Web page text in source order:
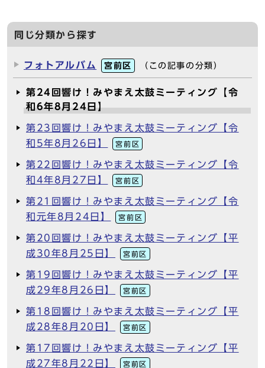
同じ分類から探す
フォトアルバム 宮前区 （この記事の分類）
第24回響け！みやまえ太鼓ミーティング【令
和6年8月24日】
第23回響け！みやまえ太鼓ミーティング【令
和5年8月26日】
宮前区
第22回響け！みやまえ太鼓ミーティング【令
和4年8月27日】
宮前区
第21回響け！みやまえ太鼓ミーティング【令
和元年8月24日】
宮前区
第20回響け！みやまえ太鼓ミーティング【平
成30年8月25日】
宮前区
第19回響け！みやまえ太鼓ミーティング【平
成29年8月26日】
宮前区
第18回響け！みやまえ太鼓ミーティング【平
成28年8月20日】
宮前区
第17回響け！みやまえ太鼓ミーティング【平
成27年8月22日】
宮前区